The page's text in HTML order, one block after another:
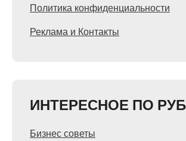
Политика конфиденциальности
Реклама и Контакты
ИНТЕРЕСНОЕ ПО
Бизнес советы